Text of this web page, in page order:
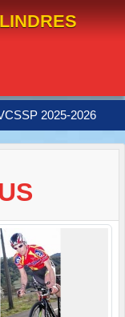
2025-2026